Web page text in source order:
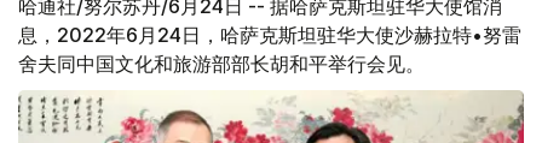
哈通社/努尔苏丹/6月24日 -- 据哈萨克斯坦驻华大使馆消
息，2022年6月24日，哈萨克斯坦驻华大使沙赫拉特•努雷
舍夫同中国文化和旅游部部长胡和平举行会见。